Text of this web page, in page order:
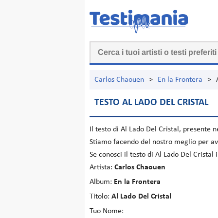
Carlos Chaouen > En la Frontera >
TESTO AL LADO DEL CRISTAL
Il testo di Al Lado Del Cristal , presente
Stiamo facendo del nostro meglio per
Se conosci il testo di Al Lado Del
Artista: Carlos Chaouen
Album: En la Frontera
Titolo: Al Lado Del Cristal
Tuo Nome: